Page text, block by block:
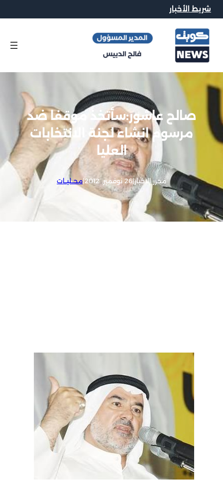
شريط الأخبار
صالح عاشور:سأتخذ موقفا ضد
مرسوم انشاء لجنة الانتخابات
العليا
محرر الاخبار|26 نوفمبر, 2012 |محــليــات